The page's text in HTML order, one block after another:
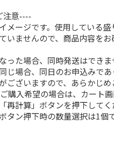
注意----
メージです。使用している
いませんので、商品内容を
った場合、同時発送はでき
じ場合、同日のお申込みで
ございますので、あらかじめ
購入希望の場合は、カート
再計算」ボタンを押下して
タン押下時の数量選択は1個